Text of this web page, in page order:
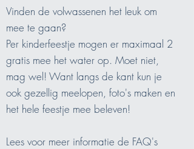
Vinden de volwassenen het leuk om
mee te gaan?
Per kinderfeestje mogen er maximaal 2
gratis mee het water op. Moet niet,
mag wel! Want langs de kant kun je
ook gezellig meelopen, foto's maken en
het hele feestje mee beleven!
Lees voor meer informatie de FAQ's